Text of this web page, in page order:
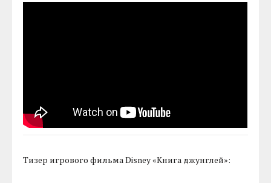
Тизер игрового фильма Disney «Книга джунглей»: